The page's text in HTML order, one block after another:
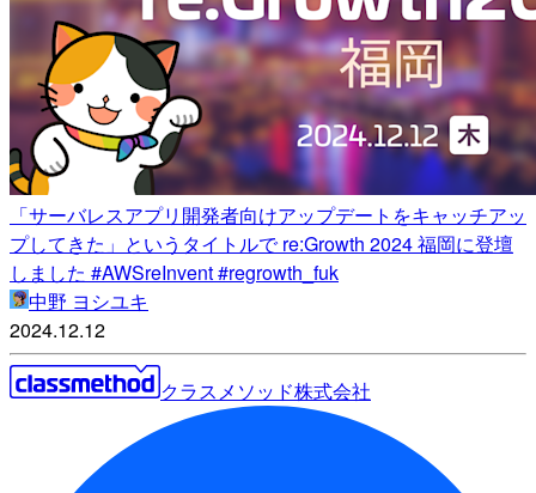
「サーバレスアプリ開発者向けアップデートをキャッチアッ
プしてきた」というタイトルで re:Growth 2024 福岡に登壇
しました #AWSreInvent #regrowth_fuk
中野 ヨシユキ
2024.12.12
クラスメソッド株式会社